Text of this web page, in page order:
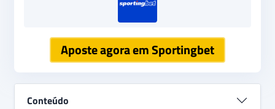
Aposte agora em Sportingbet
Conteúdo